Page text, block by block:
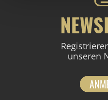
unseren